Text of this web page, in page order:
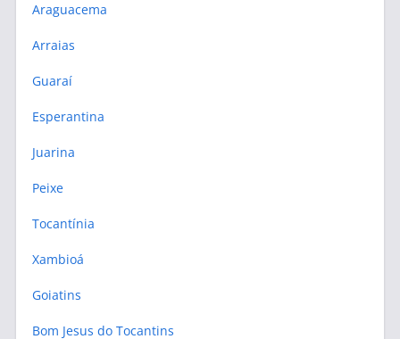
Araguacema
Arraias
Guaraí
Esperantina
Juarina
Peixe
Tocantínia
Xambioá
Goiatins
Bom Jesus do Tocantins